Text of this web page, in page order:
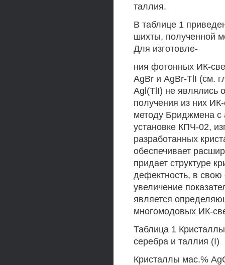
таллия.
В таблице 1
шихты, полученной
Для изготовле-
ния фотонных ИК-
AgBr и AgBr-TlI (см.
Agl(TlI) не являлись
получения из них
методу Бриджмена с
установке КПЧ-02,
разработанных
обеспечивает
придает структуре
дефектность, в свою
увеличение
является
многомодовых ИК-
Таблица 1
серебра и таллия (I)
Кристаллы мас.%